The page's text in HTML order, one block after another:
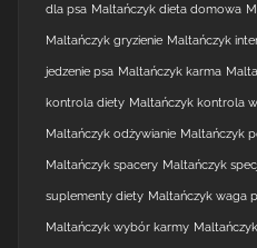
dla psa Maltańczyk dieta domowa
Maltańczyk gryzienie Maltańczyk
jedzenie psa Maltańczyk karma
kontrola diety Maltańczyk kontrola
Maltańczyk odżywianie Maltańczyk
Maltańczyk spacery Maltańczyk
suplementy diety Maltańczyk waga
Maltańczyk wybór karmy